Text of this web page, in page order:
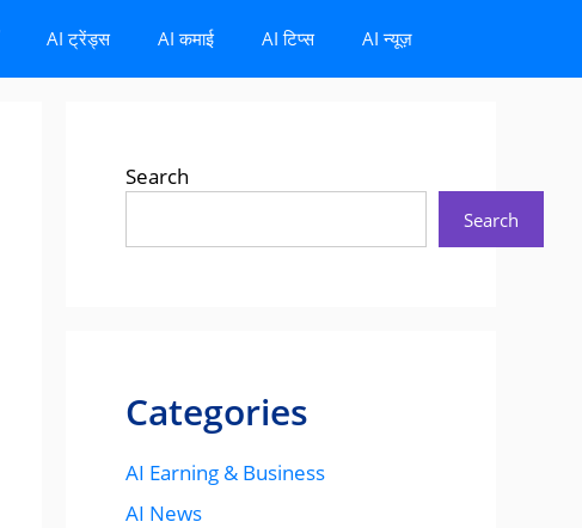
AI ट्रेंड्स AI कमाई AI टिप्स AI न्यूज़
Search
Search
Categories
AI Earning & Business
AI News